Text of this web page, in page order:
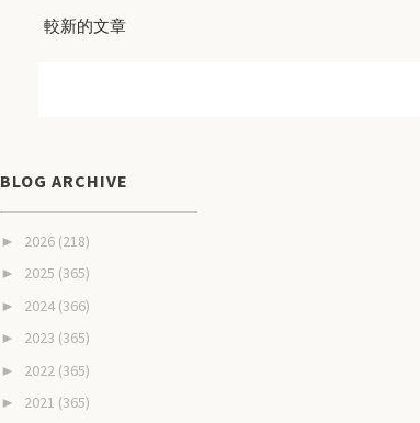
較新的文章
BLOG ARCHIVE
► 2026 (218)
► 2025 (365)
► 2024 (366)
► 2023 (365)
► 2022 (365)
► 2021 (365)